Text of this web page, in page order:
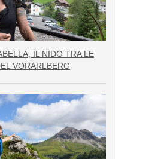
IL NIDO TRA LE
VORARLBERG